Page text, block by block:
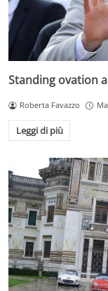
Standing ovation
Roberta Favazzo
Leggi di più